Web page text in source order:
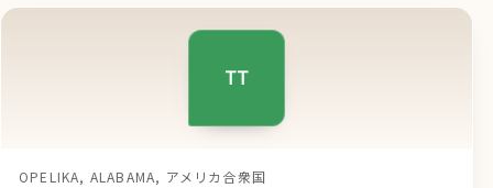
TT
OPELIKA, ALABAMA, アメリカ合衆国